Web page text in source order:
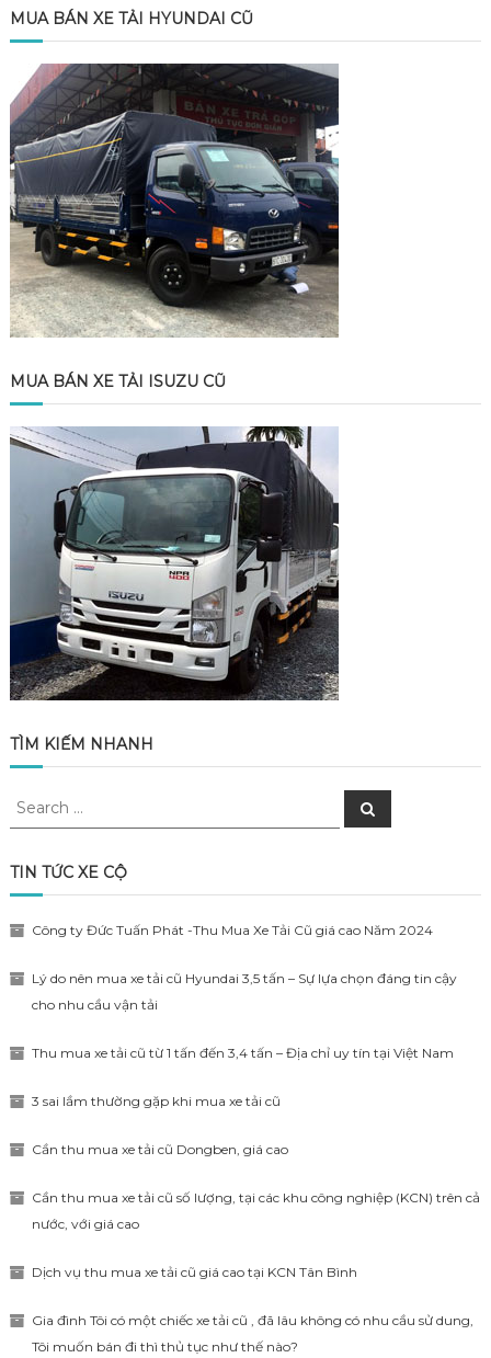
MUA BÁN XE TẢI HYUNDAI CŨ
MUA BÁN XE TẢI ISUZU CŨ
TÌM KIẾM NHANH
Search
Search
TIN TỨC XE CỘ
Công ty Đức Tuấn Phát -Thu Mua Xe Tải Cũ giá cao Năm 2024
Lý do nên mua xe tải cũ Hyundai 3,5 tấn – Sự lựa chọn đáng tin cậy
cho nhu cầu vận tải
Thu mua xe tải cũ từ 1 tấn đến 3,4 tấn – Địa chỉ uy tín tại Việt Nam
3 sai lầm thường gặp khi mua xe tải cũ
Cần thu mua xe tải cũ Dongben, giá cao
Cần thu mua xe tải cũ số lượng, tại các khu công nghiệp (KCN) trên cả
nước, với giá cao
Dịch vụ thu mua xe tải cũ giá cao tại KCN Tân Bình
Gia đình Tôi có một chiếc xe tải cũ , đã lâu không có nhu cầu sử dung,
Tôi muốn bán đi thì thủ tục như thế nào?